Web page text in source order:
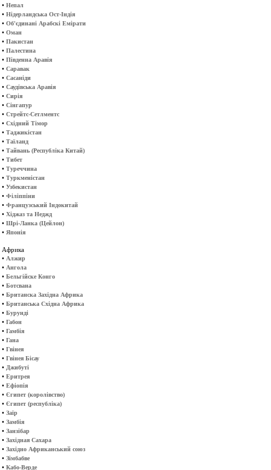
• Непал
• Нідерландська Ост-Індія
• Об'єдинані Арабскі Емірати
• Оман
• Пакистан
• Палестина
• Південна Аравія
• Саравак
• Сасаніди
• Саудівська Аравія
• Сирія
• Сінгапур
• Стрейтс-Сетлментс
• Східний Тімор
• Таджикістан
• Таїланд
• Тайвань (Республіка Китай)
• Тибет
• Туреччина
• Туркменістан
• Узбекистан
• Філіппіни
• Французський Індокитай
• Хіджаз та Неджд
• Шрі-Ланка (Цейлон)
• Японія
Африка
• Алжир
• Ангола
• Бельгійске Конго
• Ботсвана
• Британска Західна Африка
• Британська Східна Африка
• Бурунді
• Габон
• Гамбія
• Гана
• Гвінея
• Гвінея Бісау
• Джибуті
• Еритрея
• Ефіопія
• Єгипет (королівство)
• Єгипет (республіка)
• Заїр
• Замбія
• Занзібар
• Західная Сахара
• Західно Африканський союз
• Зімбабве
• Кабо-Верде